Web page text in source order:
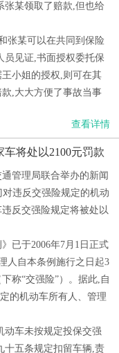
张某领取了赔款,但也给
张某可以在共同到保险
员见证,书面授权委托保
小姐的授权,则可在其
,大大方便了事故当事
查看详情
将处以2100元罚款
管理局联合举办的新闻
违反交强险规定的机动
反交强险规定将被处以
已于2006年7月1日正式
人自本条例施行之日起3
称“交强险”）。据此,自
的机动车所有人、管理
动车未按规定投保交强
十五条规定扣留车辆,责